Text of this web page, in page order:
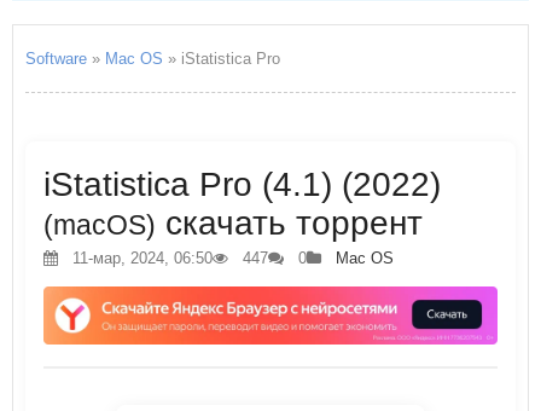
Software » Mac OS » iStatistica Pro
iStatistica Pro (4.1) (2022)
(macOS) скачать торрент
11-мар, 2024, 06:50 447 0 Mac OS